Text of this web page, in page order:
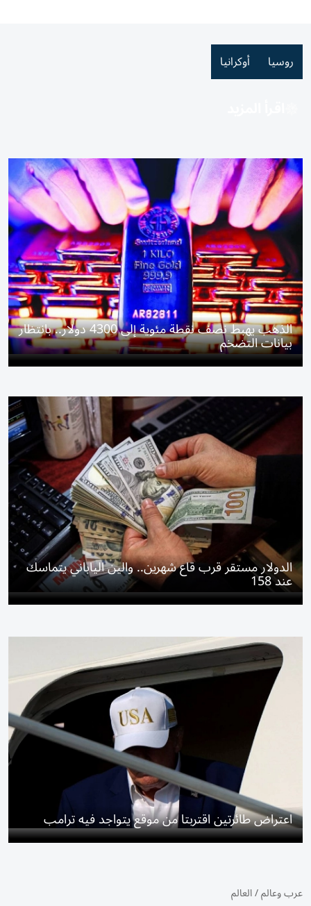
روسيا أوكرانيا
الذهب يهبط نصف نقطة مئوية إلى 4300 دولار.. بانتظار
بيانات التضخم
الدولار مستقر قرب قاع شهرين.. والين الياباني يتماسك
عند 158
اعتراض طائرتين اقتربتا من موقع يتواجد فيه ترامب
عرب وعالم/العالم